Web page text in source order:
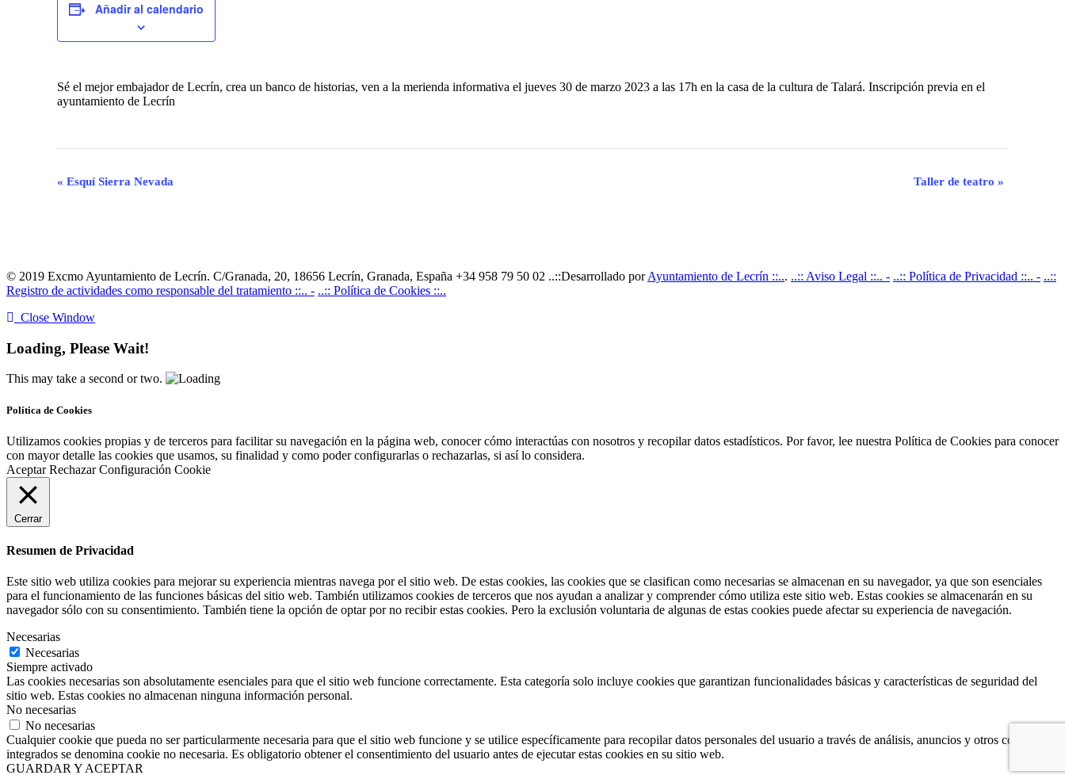
Añadir al calendario
Sé el mejor embajador de Lecrín, crea un banco de historias, ven a la merienda informativa el jueves 30 de marzo 2023 a las 17h en la casa de la cultura de Talará. Inscripción previa en el
ayuntamiento de Lecrín
Navegación
« Esquí Sierra Nevada Taller de teatro »
© 2019 Excmo Ayuntamiento de Lecrín. C/Granada, 20, 18656 Lecrín, Granada, España +34 958 79 50 02 ..::Desarrollado porAyuntamiento de Lecrín ::... ..:: Aviso Legal ::.. - ..:: Política de Privacidad ::.. - ..::
Registro de actividades como responsable del tratamiento ::.. - ..:: Política de Cookies ::..
Close Window
Loading, Please Wait!
This may take a second or two.
Política de Cookies
Utilizamos cookies propias y de terceros para facilitar su navegación en la página web, conocer cómo interactúas con nosotros y recopilar datos estadísticos. Por favor, lee nuestra Política de Cookies para conocer
con mayor detalle las cookies que usamos, su finalidad y como poder configurarlas o rechazarlas, si así lo considera.
Aceptar Rechazar Configuración Cookie
Cerrar
Resumen de Privacidad
Este sitio web utiliza cookies para mejorar su experiencia mientras navega por el sitio web. De estas cookies, las cookies que se clasifican como necesarias se almacenan en su navegador, ya que son esenciales
para el funcionamiento de las funciones básicas del sitio web. También utilizamos cookies de terceros que nos ayudan a analizar y comprender cómo utiliza este sitio web. Estas cookies se almacenarán en su
navegador sólo con su consentimiento. También tiene la opción de optar por no recibir estas cookies. Pero la exclusión voluntaria de algunas de estas cookies puede afectar su experiencia de navegación.
Necesarias
Necesarias
Siempre activado
Las cookies necesarias son absolutamente esenciales para que el sitio web funcione correctamente. Esta categoría solo incluye cookies que garantizan funcionalidades básicas y características de seguridad del
sitio web. Estas cookies no almacenan ninguna información personal.
No necesarias
No necesarias
Cualquier cookie que pueda no ser particularmente necesaria para que el sitio web funcione y se utilice específicamente para recopilar datos personales del usuario a través de análisis, anuncios y otros contenidos
integrados se denomina cookie no necesaria. Es obligatorio obtener el consentimiento del usuario antes de ejecutar estas cookies en su sitio web.
GUARDAR Y ACEPTAR